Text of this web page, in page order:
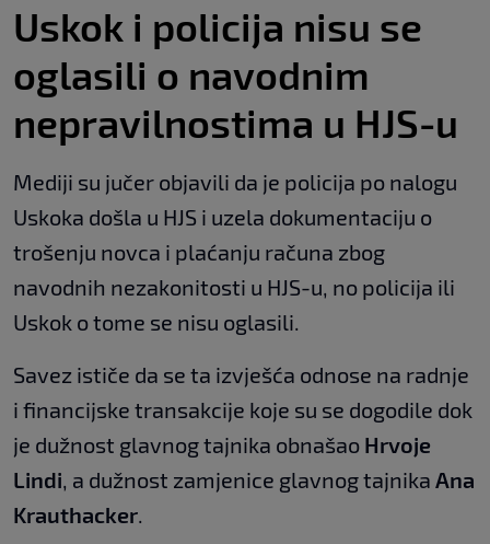
Uskok i policija nisu se
oglasili o navodnim
nepravilnostima u HJS-u
Mediji su jučer objavili da je policija po nalogu
Uskoka došla u HJS i uzela dokumentaciju o
trošenju novca i plaćanju računa zbog
navodnih nezakonitosti u HJS-u, no policija ili
Uskok o tome se nisu oglasili.
Savez ističe da se ta izvješća odnose na radnje
i financijske transakcije koje su se dogodile dok
je dužnost glavnog tajnika obnašao Hrvoje
Lindi , a dužnost zamjenice glavnog tajnika Ana
Krauthacker